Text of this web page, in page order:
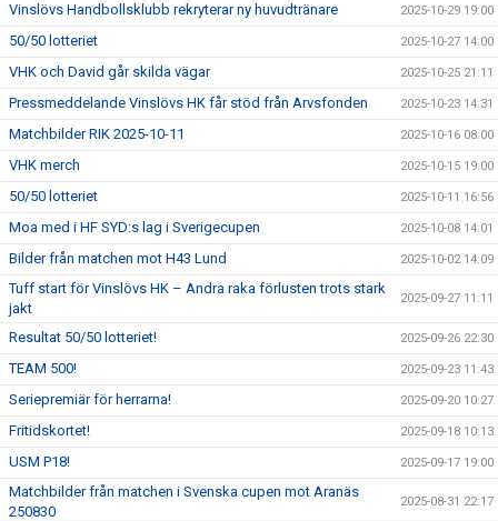
Vinslövs Handbollsklubb rekryterar ny huvudtränare 2025-10-29 19:00
50/50 lotteriet 2025-10-27 14:00
VHK och David går skilda vägar 2025-10-25 21:11
Pressmeddelande Vinslövs HK får stöd från Arvsfonden 2025-10-23 14:31
Matchbilder RIK 2025-10-11 2025-10-16 08:00
VHK merch 2025-10-15 19:00
50/50 lotteriet 2025-10-11 16:56
Moa med i HF SYD:s lag i Sverigecupen 2025-10-08 14:01
Bilder från matchen mot H43 Lund 2025-10-02 14:09
Tuff start för Vinslövs HK – Andra raka förlusten trots stark
jakt
2025-09-27 11:11
Resultat 50/50 lotteriet! 2025-09-26 22:30
TEAM 500! 2025-09-23 11:43
Seriepremiär för herrarna! 2025-09-20 10:27
Fritidskortet! 2025-09-18 10:13
USM P18! 2025-09-17 19:00
Matchbilder från matchen i Svenska cupen mot Aranäs
250830
2025-08-31 22:17